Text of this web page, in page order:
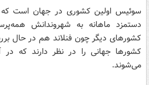
سوئیس اولین کشوری در جهان است که
دستمزد ماهانه به شهروندانش
کشورهای دیگر چون فنلاند هم در حال
کشورها جهانی را در نظر دارند که در
می‌شوند.